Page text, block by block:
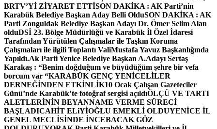
BRTV’Yİ ZİYARET ETTİSON DAKİKA : AK Parti’nin
Karabük Belediye Başkan Aday Belli OlduSON DAKİKA : AK
Parti Zonguldak Belediye Başkan Adayı Dr. Ömer Selim Alan
olduDSİ 23. Bölge Müdürlüğü ve Karabük İl Özel İdaresi
Tarafından Yürütülen Çalışmalar ile Taşkın Koruma
Çalışmaları ile ilgili Toplantı ValiMustafa Yavuz Başkanlığında
Yapıldı.Ak Parti Yenice Belediye Başkan A.Adayı Sertaş
Karakaş : “Benim doğduğum ve büyüdüğüm şehre bir vefa
borcum var “KARABÜK GENÇ YENİCELİLER
DERNEĞİNDEN ETKİNLİK10 Ocak Çalışan Gazeteciler
Günü’nde Karabük’te fotoğraf sergisi açıldıÖLÇÜ VE TARTI
ALETLERİNİN BEYANNAME VERME SÜRECİ
BAŞLADICAHİT ELiYİOĞLU EMEKLİ OLDUYENİCE İL
GENEL MECLİSİNDE İNCEBACAK GÖZ